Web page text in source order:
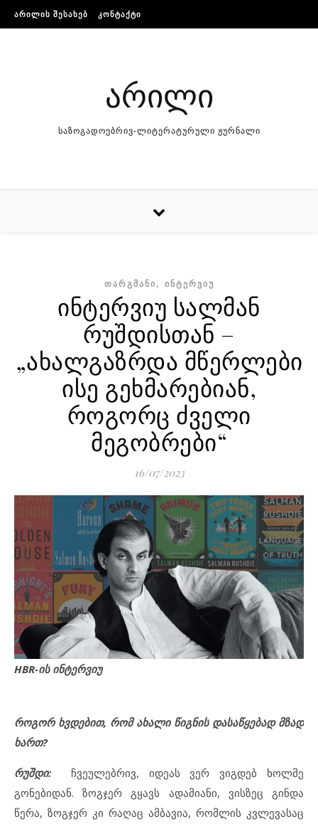
Skip to content
ᲐᲠᲘᲚᲘᲡ ᲨᲔᲡᲐᲮᲔᲑ ᲙᲝᲜᲢᲐᲥᲢᲘ
არილი
საზოგადოებრივ-ლიტერატურული ჟურნალი
ᲗᲐᲠᲒᲛᲐᲜᲘ, ᲘᲜᲢᲔᲠᲕᲘᲣ
ინტერვიუ სალმან
რუშდისთან –
„ახალგაზრდა მწერლები
ისე გეხმარებიან,
როგორც ძველი
მეგობრები“
16/07/2023
HBR-ის ინტერვიუ
როგორ ხვდებით, რომ ახალი წიგნის დასაწყებად მზად
ხართ?
რუშდი:
ჩვეულებრივ, იდეას ვერ ვიგდებ ხოლმე
გონებიდან. ზოგჯერ გყავს ადამიანი, ვისზეც გინდა
წერა, ზოგჯერ კი რაღაც ამბავია, რომლის კვლევასაც